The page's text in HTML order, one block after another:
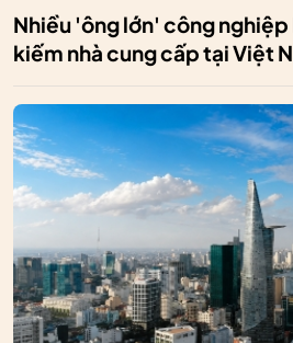
Nhiều 'ông lớn' công nghiệp
kiếm nhà cung cấp tại Việt